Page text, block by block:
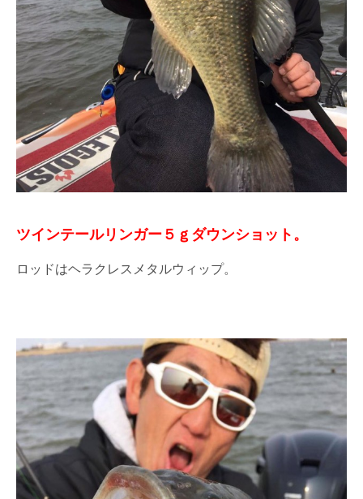
ツインテールリンガー５ｇダウンショット。
ロッドはヘラクレスメタルウィップ。